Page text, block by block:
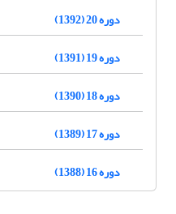
دوره 20 (1392)
دوره 19 (1391)
دوره 18 (1390)
دوره 17 (1389)
دوره 16 (1388)